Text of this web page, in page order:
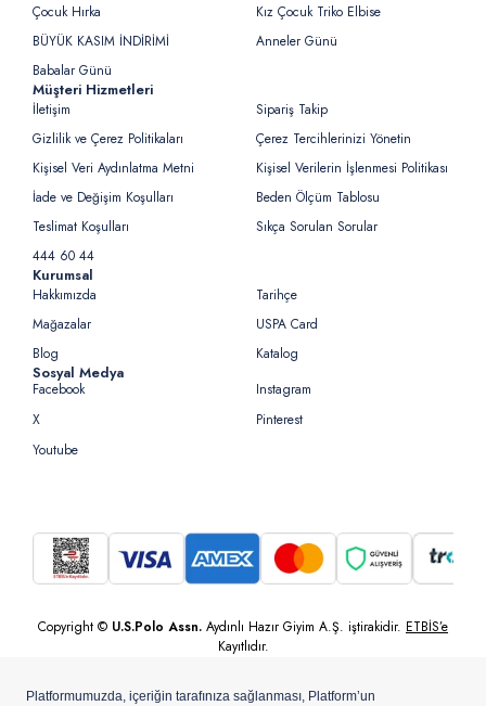
Çocuk Hırka
Kız Çocuk Triko Elbise
BÜYÜK KASIM İNDİRİMİ
Anneler Günü
Babalar Günü
Müşteri Hizmetleri
İletişim
Sipariş Takip
Gizlilik ve Çerez Politikaları
Çerez Tercihlerinizi Yönetin
Kişisel Veri Aydınlatma Metni
Kişisel Verilerin İşlenmesi Politikası
İade ve Değişim Koşulları
Beden Ölçüm Tablosu
Teslimat Koşulları
Sıkça Sorulan Sorular
444 60 44
Kurumsal
Hakkımızda
Tarihçe
Mağazalar
USPA Card
Blog
Katalog
Sosyal Medya
Facebook
Instagram
X
Pinterest
Youtube
Copyright © U.S.Polo Assn. Aydınlı Hazır Giyim A.Ş. iştirakidir. ETBİS’e
Kayıtlıdır.